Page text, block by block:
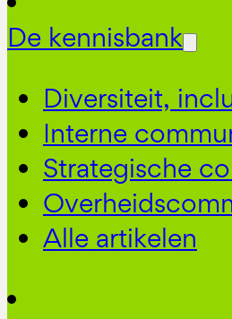
De kennisbank
Diversiteit,
Interne
Strategische
Alle artikelen